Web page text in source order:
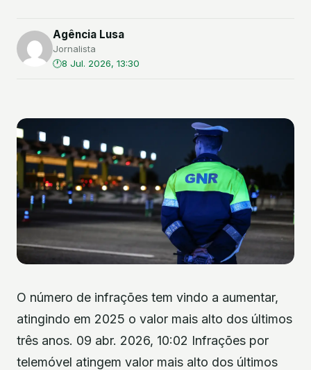
Agência Lusa
Jornalista
8 Jul. 2026, 13:30
O número de infrações tem vindo a aumentar,
atingindo em 2025 o valor mais alto dos últimos
três anos. 09 abr. 2026, 10:02 Infrações por
telemóvel atingem valor mais alto dos últimos